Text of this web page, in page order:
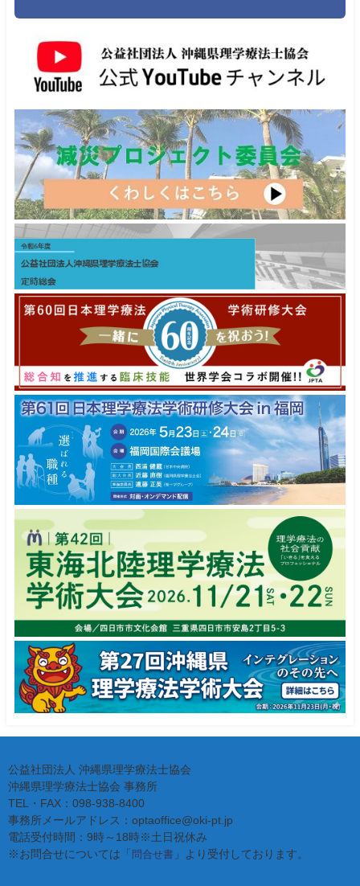
公益社団法人 沖縄県理学療法士協会
沖縄県理学療法士協会 事務所
TEL・FAX：098-938-8400
事務所メールアドレス：optaoffice@oki-pt.jp
電話受付時間：9時～18時※土日祝休み
※お問合せについては「 問合せ書 」より受付しております。